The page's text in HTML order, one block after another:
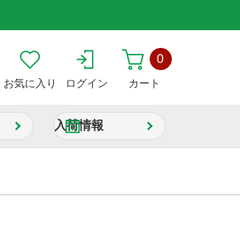
お気に入り ログイン カート
0
入荷情報